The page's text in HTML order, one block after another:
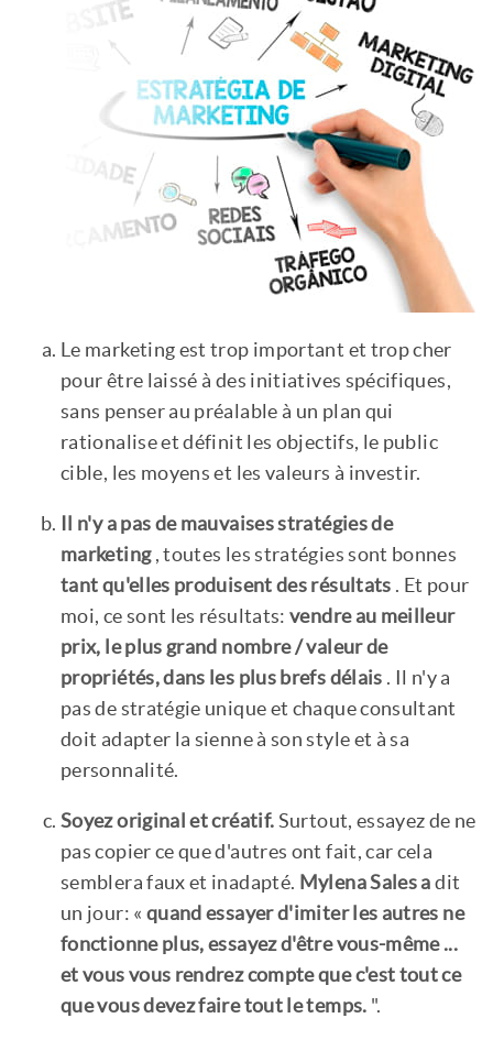
Le marketing est trop important et trop cher
pour être laissé à des initiatives spécifiques,
sans penser au préalable à un plan qui
rationalise et définit les objectifs, le public
cible, les moyens et les valeurs à investir.
Il n'y a pas de mauvaises stratégies de
marketing, toutes les stratégies sont bonnes
tant qu'elles produisent des résultats . Et pour
moi, ce sont les résultats:vendre au meilleur
prix, le plus grand nombre / valeur de
propriétés, dans les plus brefs délais . Il n'y a
pas de stratégie unique et chaque consultant
doit adapter la sienne à son style et à sa
personnalité.
Soyez original et créatif. Surtout, essayez de ne
pas copier ce que d'autres ont fait, car cela
semblera faux et inadapté. Mylena Sales a dit
un jour: « quand essayer d'imiter les autres ne
fonctionne plus, essayez d'être vous-même ...
et vous vous rendrez compte que c'est tout ce
que vous devez faire tout le temps. ".